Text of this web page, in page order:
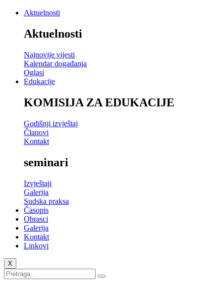
Aktuelnosti
Aktuelnosti
Najnovije vijesti
Kalendar događanja
Oglasi
Edukacije
KOMISIJA ZA EDUKACIJE
Godišnji izvještaj
Članovi
Kontakt
seminari
Izvještaji
Galerija
Sudska praksa
Časopis
Obrasci
Galerija
Kontakt
Linkovi
X